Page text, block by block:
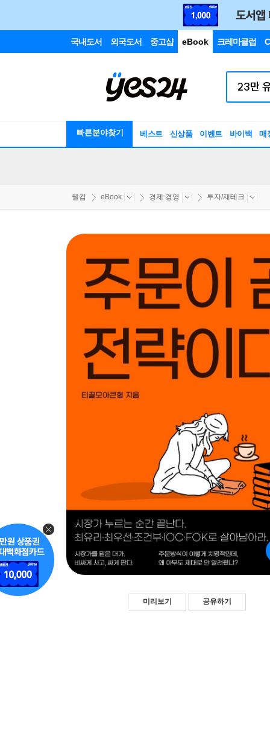
국내도서 외국도서 중고샵 eBook 크레마클럽
빠른분야찾기 베스트 신상품 이벤트 바이백 매
웰컴 eBook 경제 경영 투자/재테크
미리보기 공유하기